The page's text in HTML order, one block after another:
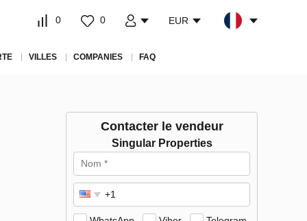
0 0 EUR
VILLES COMPANIES FAQ
Contacter le vendeur
Singular Properties